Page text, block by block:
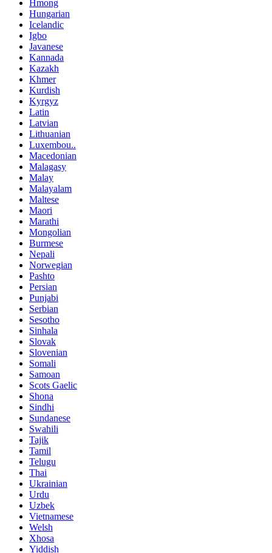
Hmong
Hungarian
Icelandic
Igbo
Javanese
Kannada
Kazakh
Khmer
Kurdish
Kyrgyz
Latin
Latvian
Lithuanian
Luxembou..
Macedonian
Malagasy
Malay
Malayalam
Maltese
Maori
Marathi
Mongolian
Burmese
Nepali
Norwegian
Pashto
Persian
Punjabi
Serbian
Sesotho
Sinhala
Slovak
Slovenian
Somali
Samoan
Scots Gaelic
Shona
Sindhi
Sundanese
Swahili
Tajik
Tamil
Telugu
Thai
Ukrainian
Urdu
Uzbek
Vietnamese
Welsh
Xhosa
Yiddish